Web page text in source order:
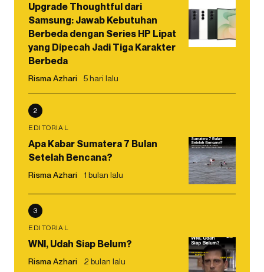
Upgrade Thoughtful dari
Samsung: Jawab Kebutuhan
Berbeda dengan Series HP Lipat
yang Dipecah Jadi Tiga Karakter
Berbeda
Risma Azhari 5 hari lalu
2
EDITORIAL
Apa Kabar Sumatera 7 Bulan
Setelah Bencana?
Risma Azhari 1 bulan lalu
3
EDITORIAL
WNI, Udah Siap Belum?
Risma Azhari 2 bulan lalu